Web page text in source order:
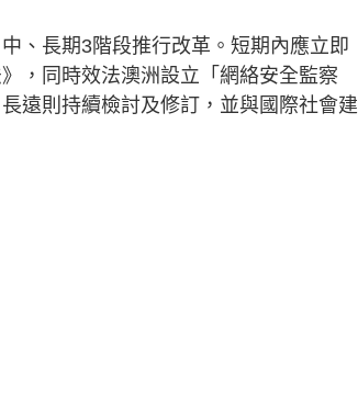
長期3階段推行改革。短期內應立即
，同時效法澳洲設立「網絡安全監察
遠則持續檢討及修訂，並與國際社會建